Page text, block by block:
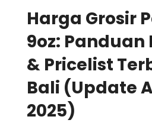
Harga Grosir
9oz: Panduan
& Pricelist
Bali (Update
2025)